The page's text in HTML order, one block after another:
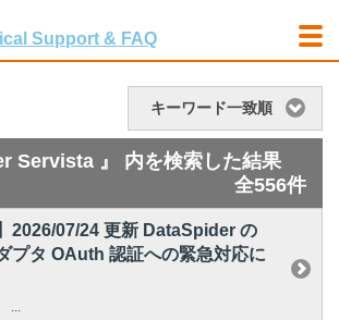
キーワード一致順
Servista 』 内を検索した結果
全556件
2026/07/24 更新 DataSpider の
プタ OAuth 認証への緊急対応に
...